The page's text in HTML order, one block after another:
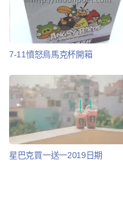
7-11憤怒鳥馬克杯開箱
星巴克買一送一2019日期